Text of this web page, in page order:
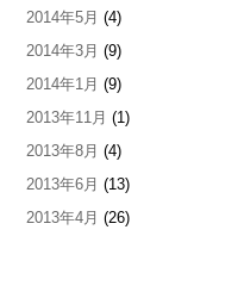
2014年5月 (4)
2014年3月 (9)
2014年1月 (9)
2013年11月 (1)
2013年8月 (4)
2013年6月 (13)
2013年4月 (26)